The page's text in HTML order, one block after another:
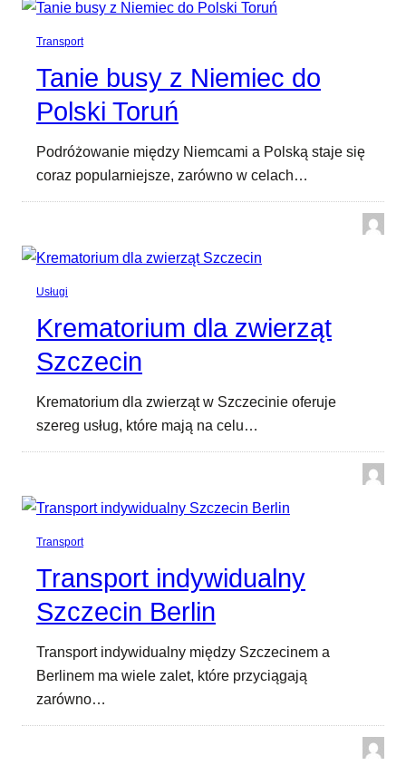
Transport
Tanie busy z Niemiec do
Polski Toruń
Podróżowanie między Niemcami a Polską staje się
coraz popularniejsze, zarówno w celach…
Usługi
Krematorium dla zwierząt
Szczecin
Krematorium dla zwierząt w Szczecinie oferuje
szereg usług, które mają na celu…
Transport
Transport indywidualny
Szczecin Berlin
Transport indywidualny między Szczecinem a
Berlinem ma wiele zalet, które przyciągają
zarówno…